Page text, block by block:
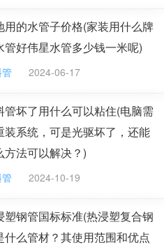
用的时候要注意安全，桶里的
在旁边看着。
用的水管子价格(家装用什么牌
管好伟星水管多少钱一米呢)
2024-06-17
管坏了用什么可以粘住(电脑需
装系统，可是光驱坏了，还能
方法可以解决？)
2024-10-19
塑钢管国标标准(热浸塑复合钢
什么管材？其使用范围和优点